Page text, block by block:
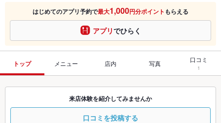
はじめてのアプリ予約で最大1,000円分ポイント もらえる
アプリでひらく
トップ メニュー 店内 写真 口コミ
1
来店体験を紹介してみませんか
口コミを投稿する